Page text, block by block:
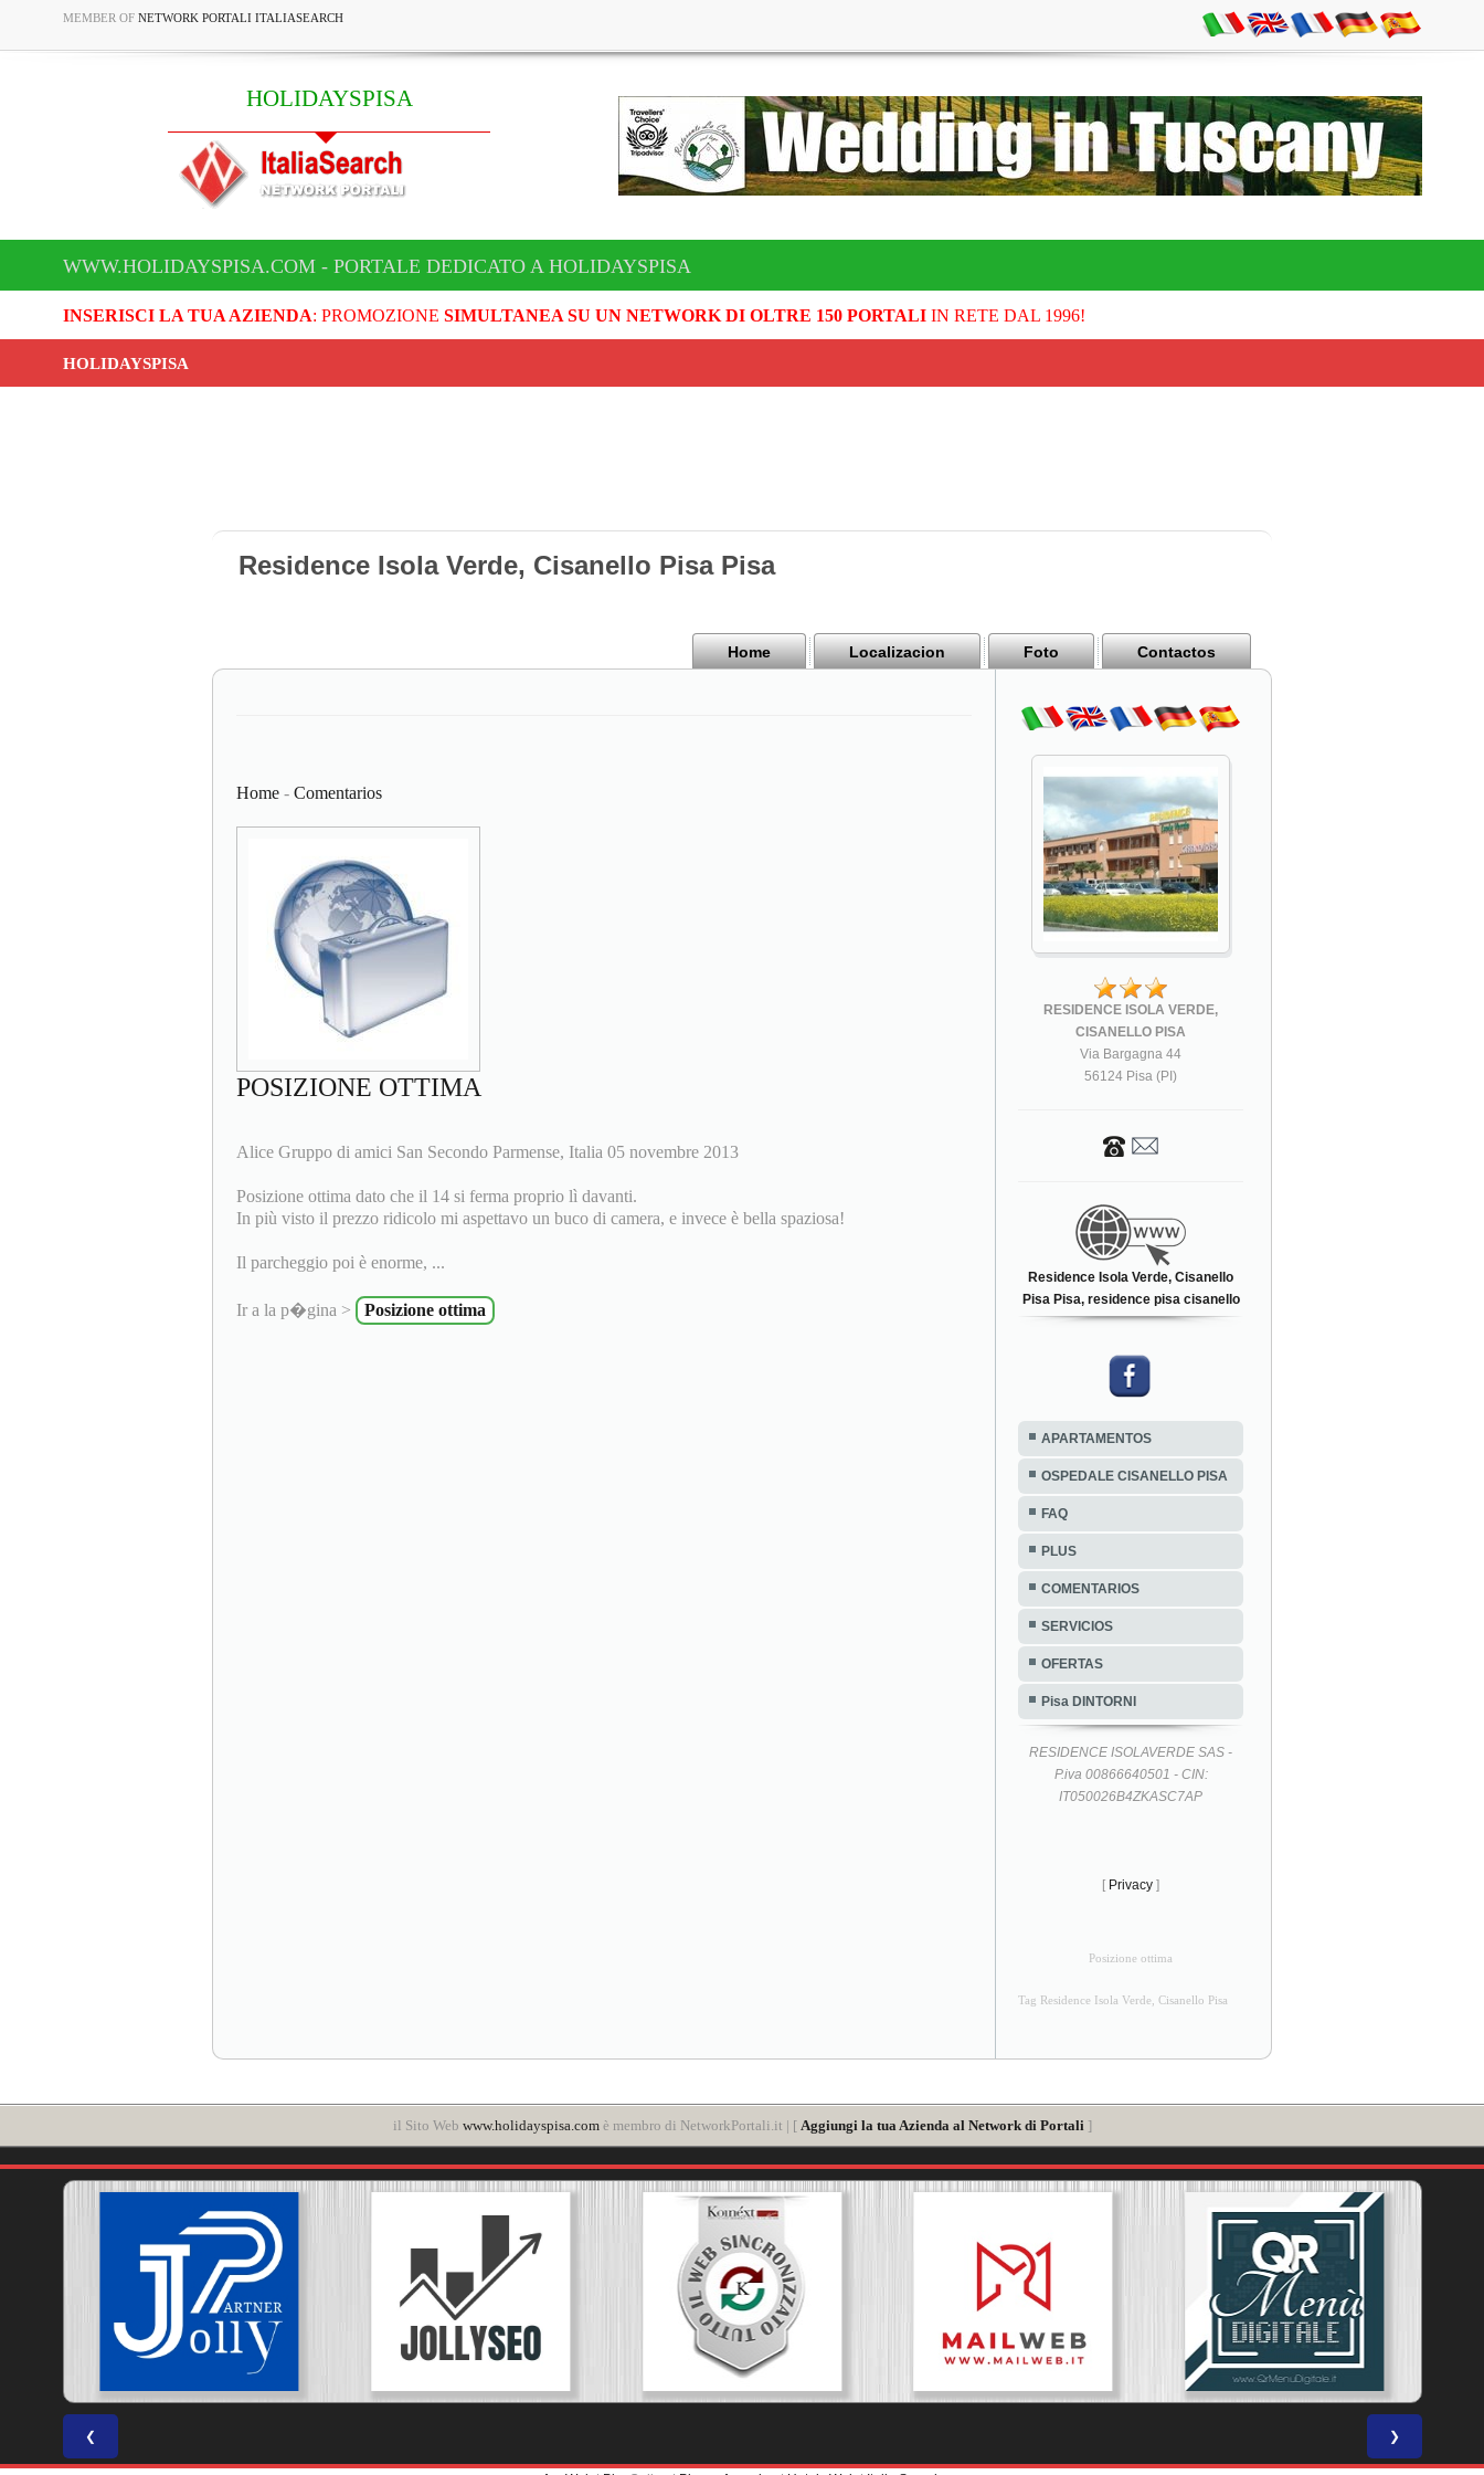
MEMBER OF NETWORK PORTALI ITALIASEARCH
HOLIDAYSPISA
WWW.HOLIDAYSPISA.COM - PORTALE DEDICATO A HOLIDAYSPISA
INSERISCI LA TUA AZIENDA: PROMOZIONE SIMULTANEA SU UN NETWORK DI OLTRE 150 PORTALIIN RETE DAL 1996!
HOLIDAYSPISA
Residence Isola Verde, Cisanello Pisa Pisa
Home Localizacion Foto Contactos
Home - Comentarios
POSIZIONE OTTIMA
Alice Gruppo di amici San Secondo Parmense, Italia 05 novembre 2013
Posizione ottima dato che il 14 si ferma proprio lì davanti.
In più visto il prezzo ridicolo mi aspettavo un buco di camera, e invece è bella spaziosa!
Il parcheggio poi è enorme, ...
Ir a la p�gina > Posizione ottima
RESIDENCE ISOLA VERDE,
CISANELLO PISA
Via Bargagna 44
56124 Pisa (PI)
Residence Isola Verde, Cisanello
Pisa Pisa, residence pisa cisanello
APARTAMENTOS
OSPEDALE CISANELLO PISA
FAQ
PLUS
COMENTARIOS
SERVICIOS
OFERTAS
Pisa DINTORNI
RESIDENCE ISOLAVERDE SAS -
P.iva 00866640501 - CIN:
IT050026B4ZKASC7AP
[ Privacy ]
Posizione ottima
Tag Residence Isola Verde, Cisanello Pisa
il Sito Web www.holidayspisa.comè membro di NetworkPortali.it | [ Aggiungi la tua Azienda al Network di Portali ]
❮ ❯